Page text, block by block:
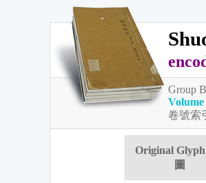
Group
Volume
卷號索引
Original
圖